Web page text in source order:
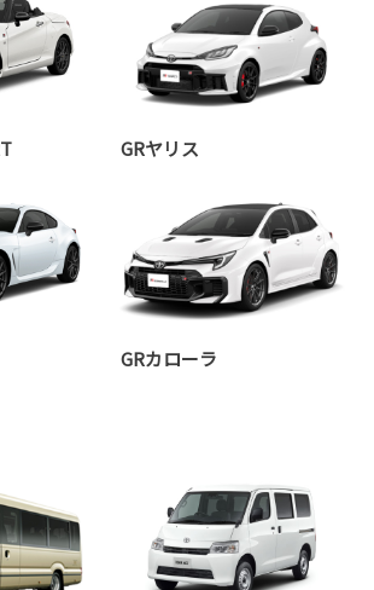
GRヤリス
GRカローラ